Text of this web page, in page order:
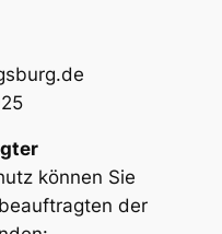
können Sie
der